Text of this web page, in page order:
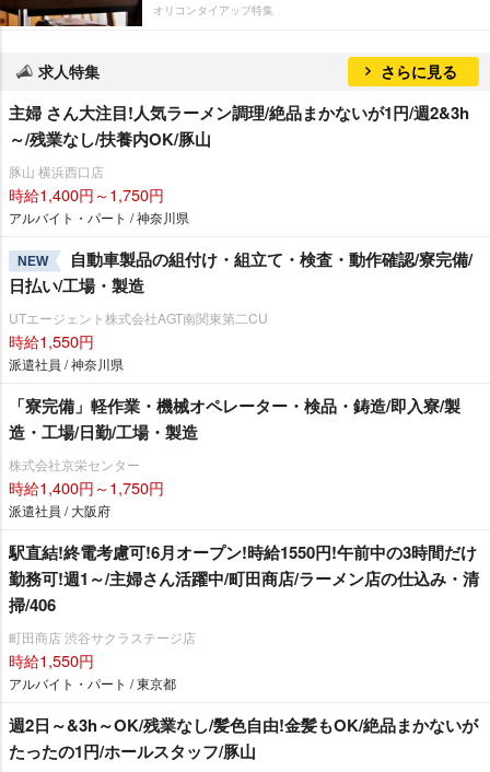
オリコンタイアップ特集
求人特集 さらに見る
主婦 さん大注目!人気ラーメン調理/絶品まかないが1円/週2&3h
～/残業なし/扶養内OK/豚山
豚山 横浜西口店
時給1,400円～1,750円
アルバイト・パート / 神奈川県
NEW
自動車製品の組付け・組立て・検査・動作確認/寮完備/
日払い/工場・製造
UTエージェント株式会社AGT南関東第二CU
時給1,550円
派遣社員 / 神奈川県
「寮完備」軽作業・機械オペレーター・検品・鋳造/即入寮/製
造・工場/日勤/工場・製造
株式会社京栄センター
時給1,400円～1,750円
派遣社員 / 大阪府
駅直結!終電考慮可!6月オープン!時給1550円!午前中の3時間だけ
勤務可!週1～/主婦さん活躍中/町田商店/ラーメン店の仕込み・清
掃/406
町田商店 渋谷サクラステージ店
時給1,550円
アルバイト・パート / 東京都
週2日～&3h～OK/残業なし/髪色自由!金髪もOK/絶品まかないが
たったの1円/ホールスタッフ/豚山